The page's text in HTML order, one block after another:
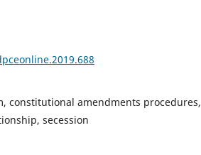
constitutional amendments procedures,
secession